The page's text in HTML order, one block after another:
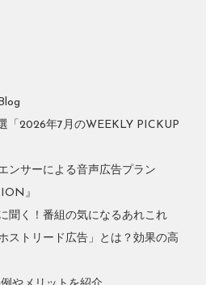
「2026年7月のWEEKLY PICKUP
ンサーによる音声広告プラン
』
聞く！番組の気になるあれこれ
ストリード広告」とは？効果の高